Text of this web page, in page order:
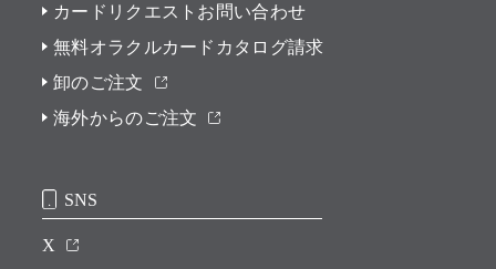
カードリクエストお問い合わせ
無料オラクルカードカタログ請求
卸のご注文
海外からのご注文
SNS
X